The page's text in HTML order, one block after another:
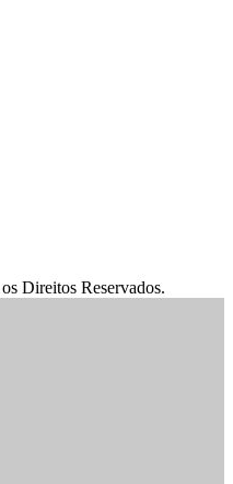
Direitos Reservados.